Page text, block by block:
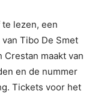
te lezen, een
Tibo De Smet
maakt van
en de nummer
Tickets voor het